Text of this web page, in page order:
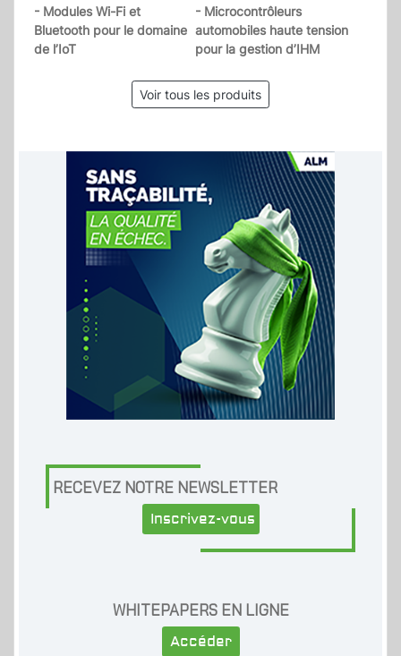
- Modules Wi-Fi et
Bluetooth pour le domaine
de l’IoT
- Microcontrôleurs
automobiles haute tension
pour la gestion d’IHM
Voir tous les produits
RECEVEZ NOTRE NEWSLETTER
Inscrivez-vous
WHITEPAPERS EN LIGNE
Accéder